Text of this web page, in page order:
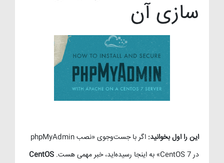
سازی آن
این را اول بخوانید:
اگر با جست‌وجوی «نصب phpMyAdmin
در CentOS 7» به اینجا رسیده‌اید، خبر مهمی هست.
CentOS